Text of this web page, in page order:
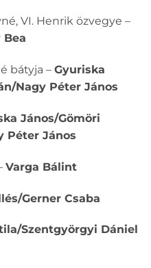
VI. Henrik özvegye –
Bea
bátyja – Gyuriska
Nagy Péter János
János/Gömöri
Péter János
Varga Bálint
Gerner Csaba
Szentgyörgyi Dániel